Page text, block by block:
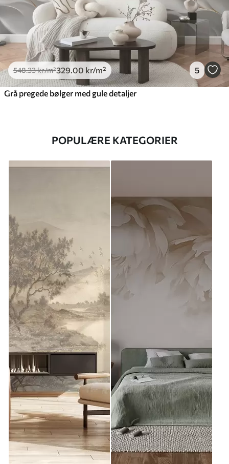
548.33kr/m²329 .00 kr/m² 5
Grå pregede bølger med gule detaljer
POPULÆRE KATEGORIER